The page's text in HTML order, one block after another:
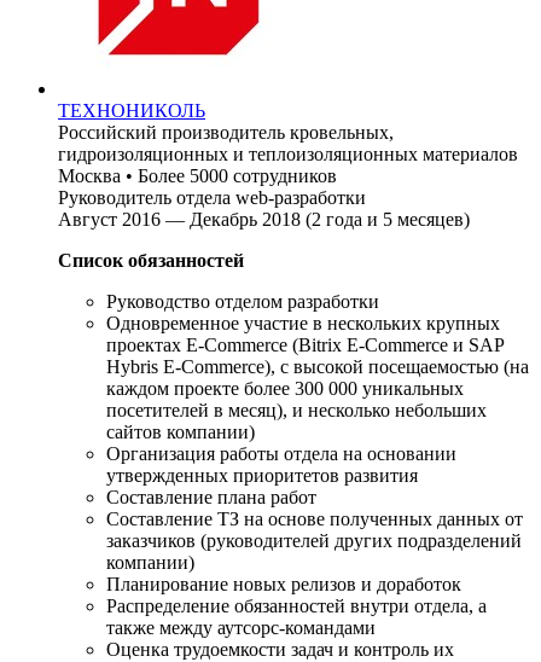
ТЕХНОНИКОЛЬ
Российский производитель кровельных,
гидроизоляционных и теплоизоляционных материалов
Москва • Более 5000 сотрудников
Руководитель отдела web-разработки
Август 2016 — Декабрь 2018 (2 года и 5 месяцев)
Список обязанностей
Руководство отделом разработки
Одновременное участие в нескольких крупных
проектах E-Commerce (Bitrix E-Commerce и SAP
Hybris E-Commerce), с высокой посещаемостью (на
каждом проекте более 300 000 уникальных
посетителей в месяц), и несколько небольших
сайтов компании)
Организация работы отдела на основании
утвержденных приоритетов развития
Составление плана работ
Составление ТЗ на основе полученных данных от
заказчиков (руководителей других подразделений
компании)
Планирование новых релизов и доработок
Распределение обязанностей внутри отдела, а
также между аутсорс-командами
Оценка трудоемкости задач и контроль их